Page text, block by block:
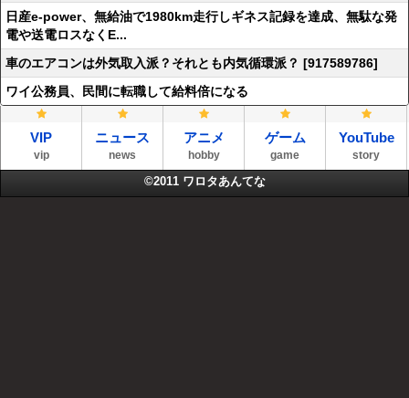
日産e-power、無給油で1980km走行しギネス記録を達成、無駄な発
電や送電ロスなくE...
車のエアコンは外気取入派？それとも内気循環派？ [917589786]
ワイ公務員、民間に転職して給料倍になる
VIP
vip
ニュース
news
アニメ
hobby
ゲーム
game
YouTube
story
©2011 ワロタあんてな